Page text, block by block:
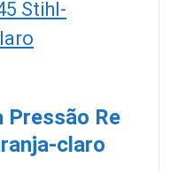
Pressão Re
claro